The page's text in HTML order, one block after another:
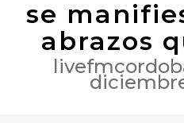
se
abrazos